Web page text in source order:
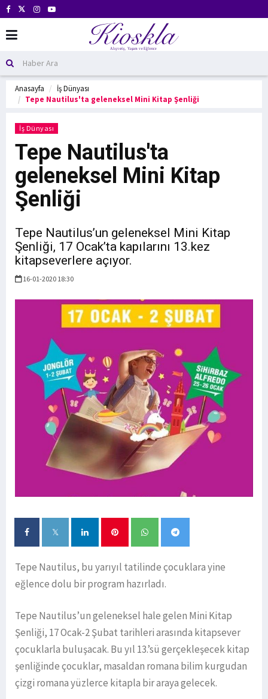
Anasayfa
İş Dünyası
Tepe Nautilus'ta geleneksel Mini Kitap Şenliği
İş Dünyası
Tepe Nautilus'ta
geleneksel Mini Kitap
Şenliği
Tepe Nautilus’un geleneksel Mini Kitap
Şenliği, 17 Ocak’ta kapılarını 13.kez
kitapseverlere açıyor.
16-01-2020 18:30
Tepe Nautilus, bu yarıyıl tatilinde çocuklara yine
eğlence dolu bir program hazırladı.
Tepe Nautilus’un geleneksel hale gelen Mini Kitap
Şenliği, 17 Ocak-2 Şubat tarihleri arasında kitapsever
çocuklarla buluşacak. Bu yıl 13.’sü gerçekleşecek kitap
şenliğinde çocuklar, masaldan romana bilim kurgudan
çizgi romana yüzlerce kitapla bir araya gelecek.